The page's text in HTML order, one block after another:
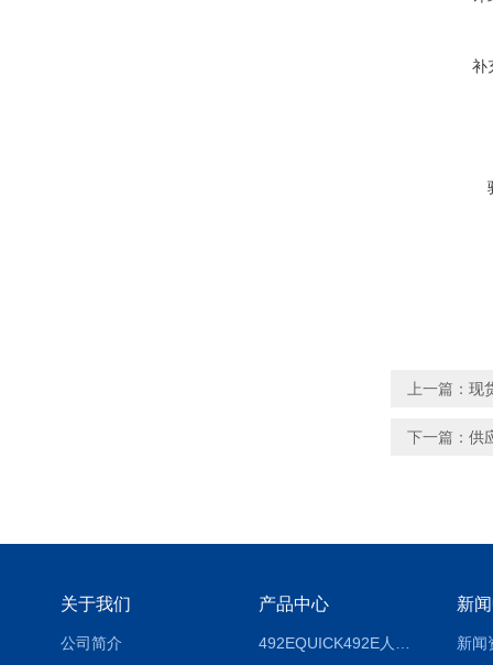
补
上一篇： 现
下一篇： 供
关于我们
公司简介
产品中心 新
新闻